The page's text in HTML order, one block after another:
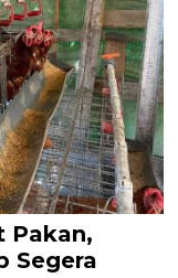
Pakan,
Segera